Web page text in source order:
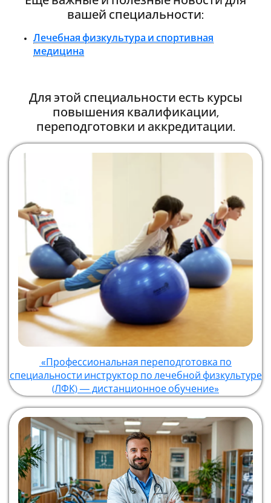
вашей специальности:
Лечебная физкультура и спортивная
медицина
Для этой специальности есть курсы
повышения квалификации,
переподготовки и аккредитации.
«Профессиональная переподготовка по
специальности инструктор по лечебной физкультуре
(ЛФК) — дистанционное обучение»